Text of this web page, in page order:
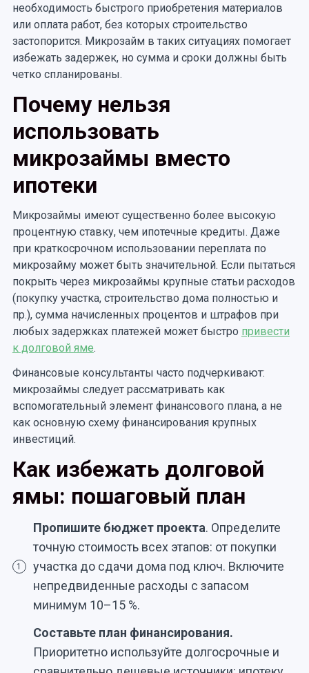
необходимость быстрого приобретения материалов
или оплата работ, без которых строительство
застопорится. Микрозайм в таких ситуациях помогает
избежать задержек, но сумма и сроки должны быть
четко спланированы.
Почему нельзя
использовать
микрозаймы вместо
ипотеки
Микрозаймы имеют существенно более высокую
процентную ставку, чем ипотечные кредиты. Даже
при краткосрочном использовании переплата по
микрозайму может быть значительной. Если пытаться
покрыть через микрозаймы крупные статьи расходов
(покупку участка, строительство дома полностью и
пр.), сумма начисленных процентов и штрафов при
любых задержках платежей может быстро привести
к долговой яме.
Финансовые консультанты часто подчеркивают:
микрозаймы следует рассматривать как
вспомогательный элемент финансового плана, а не
как основную схему финансирования крупных
инвестиций.
Как избежать долговой
ямы: пошаговый план
1
Пропишите бюджет проекта. Определите
точную стоимость всех этапов: от покупки
участка до сдачи дома под ключ. Включите
непредвиденные расходы с запасом
минимум 10–15 %.
Составьте план финансирования.
Приоритетно используйте долгосрочные и